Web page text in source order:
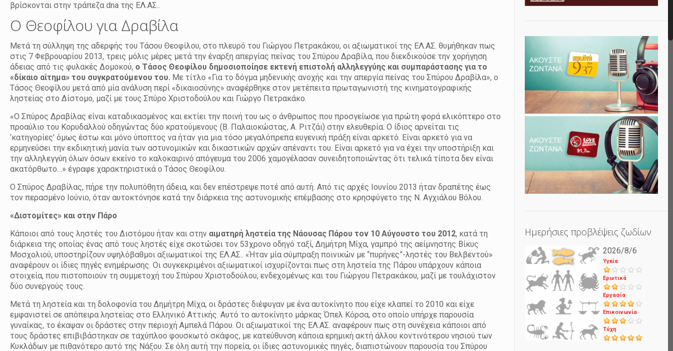
βρίσκονται στην τράπεζα dna της ΕΛ.ΑΣ..
Ο Θεοφίλου για Δραβίλα
Μετά τη σύλληψη της αδερφής του Τάσου Θεοφίλου, στο πλευρό του Γιώργου Πετρακάκου, οι αξιωματικοί της ΕΛ.ΑΣ. θυμήθηκαν πως
στις 7 Φεβρουαρίου 2013, τρεις μόλις μέρες μετά την έναρξη απεργίας πείνας του Σπύρου Δραβίλα, που διεκδικούσε την χορήγηση
άδειας από τις φυλακές Δομοκού, ο Τάσος Θεοφίλου δημοσιοποίησε εκτενή επιστολή αλληλεγγύης και συμπαράστασης για το
«δίκαιο αίτημα» του συγκρατούμενου του. Με τίτλο «Για το δόγμα μηδενικής ανοχής και την απεργία πείνας του Σπύρου Δραβίλα», ο
Τάσος Θεοφίλου μετά από μία ανάλυση περί «δικαιοσύνης» αναφέρθηκε στον μετέπειτα πρωταγωνιστή της κινηματογραφικής
ληστείας στο Δίστομο, μαζί με τους Σπύρο Χριστοδούλου και Γιώργο Πετρακάκο.
«Ο Σπύρος Δραβίλας είναι καταδικασμένος και εκτίει την ποινή του ως ο άνθρωπος που προσγείωσε για πρώτη φορά ελικόπτερο στο
προαύλιο του Κορυδαλλού οδηγώντας δύο κρατούμενους (Β. Παλαιοκώστας, Α. Ριτζάι) στην ελευθερία. Ο ίδιος αρνείται τις
‘κατηγορίες’ όμως έστω και μόνο ύποπτος να ήταν για μια τόσο μεγαλόπρεπα ευγενική πράξη είναι αρκετό. Είναι αρκετό για να
ερμηνεύσει την εκδικητική μανία των αστυνομικών και δικαστικών αρχών απέναντι του. Είναι αρκετό για να έχει την υποστήριξη και
την αλληλεγγύη όλων όσων εκείνο το καλοκαιρινό απόγευμα του 2006 χαμογέλασαν συνειδητοποιώντας ότι τελικά τίποτα δεν είναι
ακατόρθωτο…» έγραφε χαρακτηριστικά ο Τάσος Θεοφίλου.
Ο Σπύρος Δραβίλας, πήρε την πολυπόθητη άδεια, και δεν επέστρεψε ποτέ από αυτή. Από τις αρχές Ιουνίου 2013 ήταν δραπέτης έως
τον περασμένο Ιούνιο, όταν αυτοκτόνησε κατά την διάρκεια της αστυνομικής επέμβασης στο κρησφύγετο της Ν. Αγχιάλου Βόλου.
«Διστομίτες» και στην Πάρο
Κάποιοι από τους ληστές του Διστόμου ήταν και στην αιματηρή ληστεία της Νάουσας Πάρου τον 10 Αύγουστο του 2012, κατά τη
διάρκεια της οποίας ένας από τους ληστές είχε σκοτώσει τον 53χρονο οδηγό ταξί, Δημήτρη Μίχα, γαμπρό της αείμνηστης Βίκυς
Μοσχολιού, υποστηρίζουν υψηλόβαθμοι αξιωματικοί της ΕΛ.ΑΣ.. «Ήταν μία σύμπραξη ποινικών με “πυρήνες”-ληστές του Βελβεντού»
αναφέρουν οι ίδιες πηγές ενημέρωσης. Οι συγκεκριμένοι αξιωματικοί ισχυρίζονται πως στη ληστεία της Πάρου υπάρχουν κάποια
στοιχεία, που πιστοποιούν τη συμμετοχή του Σπύρου Χριστοδούλου, ενδεχομένως και του Γιώργου Πετρακάκου, μαζί με τουλάχιστον
δύο συνεργούς τους.
Μετά τη ληστεία και τη δολοφονία του Δημήτρη Μίχα, οι δράστες διέφυγαν με ένα αυτοκίνητο που είχε κλαπεί το 2010 και είχε
εμφανιστεί σε απόπειρα ληστείας στο Ελληνικό Αττικής. Αυτό το αυτοκίνητο μάρκας Όπελ Κόρσα, στο οποίο υπήρχε παρουσία
γυναίκας, το έκαψαν οι δράστες στην περιοχή Αμπελά Πάρου. Οι αξιωματικοί της ΕΛ.ΑΣ. αναφέρουν πως στη συνέχεια κάποιοι από
τους δράστες επιβιβάστηκαν σε ταχύπλοο φουσκωτό σκάφος, με κατεύθυνση κάποια ερημική ακτή άλλου κοντινότερου νησιού των
Κυκλάδων με πιθανότερο αυτό της Νάξου. Σε όλη αυτή την πορεία, οι ίδιες αστυνομικές πηγές, διαπιστώνουν παρουσία του Σπύρου
Ημερήσιες προβλέψεις ζωδίων
2026/8/6
Υγεία
Ερωτικά
Εργασία
Επικοινωνία
Τύχη